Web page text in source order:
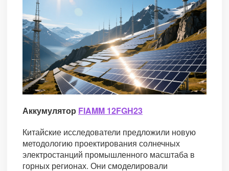
Аккумулятор FIAMM 12FGH23
Китайские исследователи предложили новую
методологию проектирования солнечных
электростанций промышленного масштаба в
горных регионах. Они смоделировали